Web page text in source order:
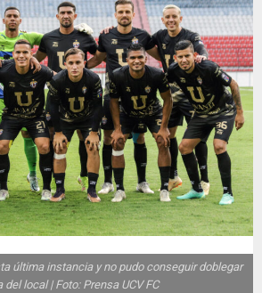
última instancia y no pudo conseguir doblegar
del local | Foto: Prensa UCV FC